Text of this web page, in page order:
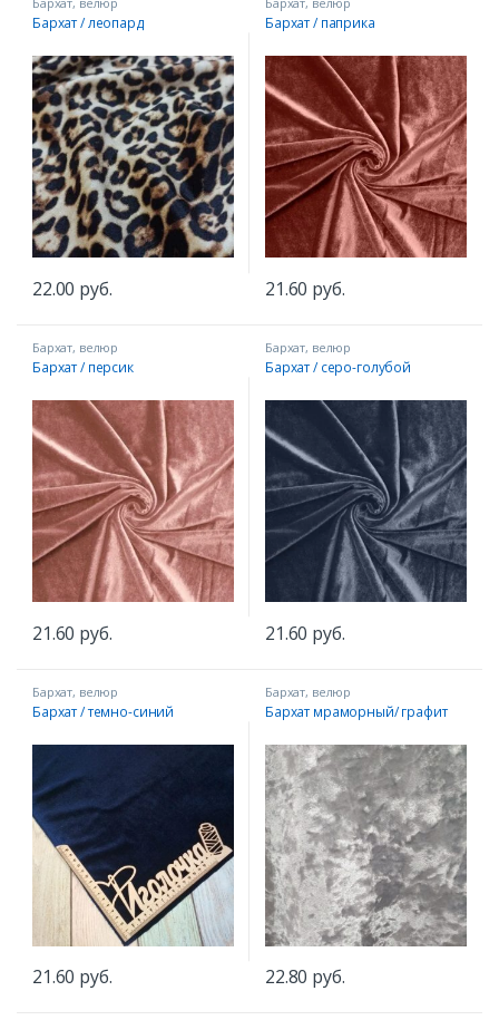
Бархат / леопард
22.00 руб.
Бархат / паприка
21.60 руб.
Бархат, велюр
Бархат / персик
21.60 руб.
Бархат, велюр
Бархат / серо-голубой
21.60 руб.
Бархат, велюр
Бархат / темно-синий
21.60 руб.
Бархат, велюр
Бархат мраморный/ графит
22.80 руб.